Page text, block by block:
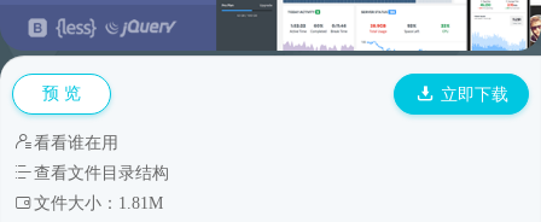
预 览 立即下载
看看谁在用
查看文件目录结构
文件大小：1.81M